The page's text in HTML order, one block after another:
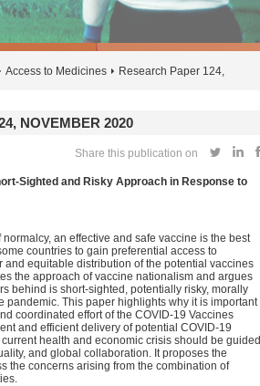
Access to Medicines
Research Paper 124,
NOVEMBER 2020
Share this publication on
Sighted and Risky Approach in Response to
an effective and safe vaccine is the best
countries to gain preferential access to
equitable distribution of the potential vaccines
the approach of vaccine nationalism and argues
behind is short-sighted, potentially risky, morally
This paper highlights why it is important
coordinated effort of the COVID-19 Vaccines
and efficient delivery of potential COVID-19
health and economic crisis should be guided
and global collaboration. It proposes the
the concerns arising from the combination of